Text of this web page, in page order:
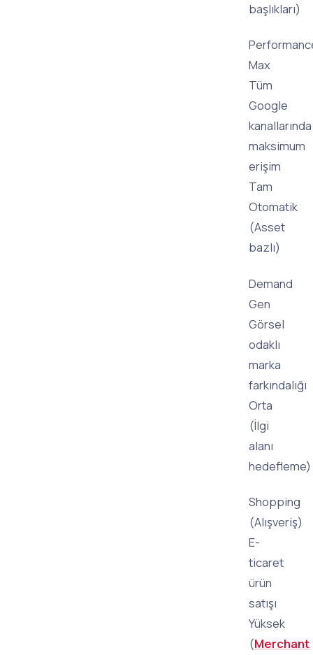
başlıkları)
Max
Tüm
Google
kanallarında
maksimum
erişim
Tam
Otomatik
(Asset
bazlı)
Demand
Gen
Görsel
odaklı
marka
farkındalığı
Orta
(İlgi
alanı
hedefleme)
Shopping
(Alışveriş)
E-
ticaret
ürün
satışı
Yüksek
(Merchant